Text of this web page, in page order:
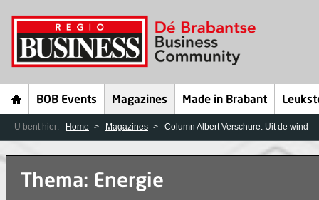
BOB Events Magazines Made in Brabant
U bent hier: Home Magazines Column Albert Verschure: Uit de wind
Thema: Energie